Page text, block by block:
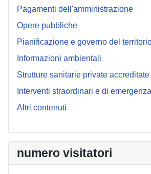
Pagamenti dell'amministrazione
Opere pubbliche
Pianificazione e governo del
Informazioni ambientali
Strutture sanitarie private accreditate
Interventi straordinari e di emergenza
Altri contenuti
numero visitatori